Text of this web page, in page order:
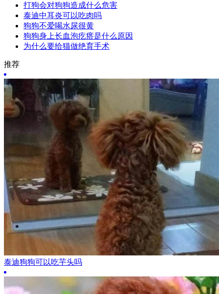
打狗会对狗狗造成什么危害
泰迪中耳炎可以吃肉吗
狗狗不爱喝水尿很黄
狗狗身上长血泡疙瘩是什么原因
为什么要给猫做绝育手术
推荐
泰迪狗狗可以吃芋头吗